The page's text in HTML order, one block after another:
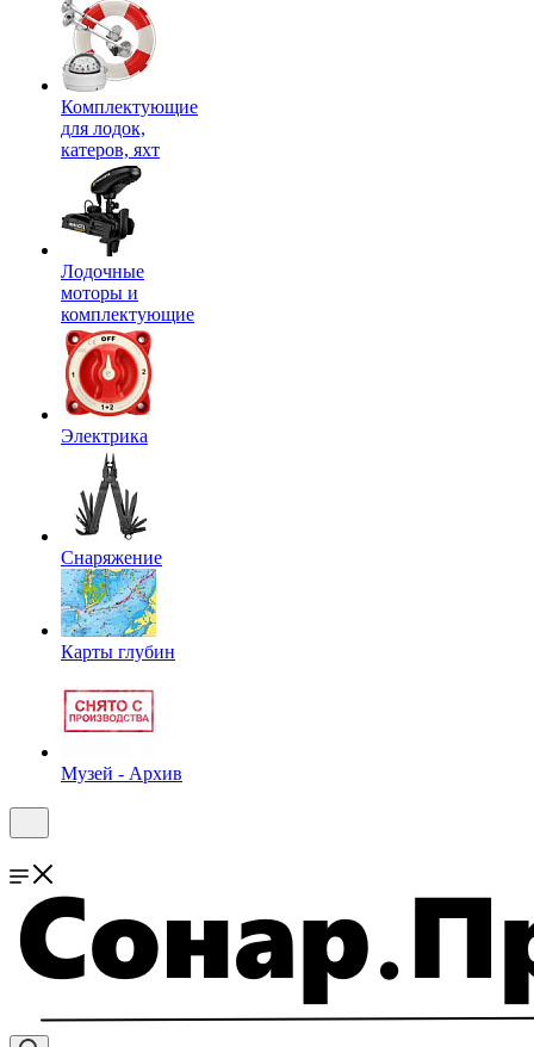
Комплектующие
для лодок,
катеров, яхт
Лодочные
моторы и
комплектующие
Электрика
Снаряжение
Карты глубин
Музей - Архив